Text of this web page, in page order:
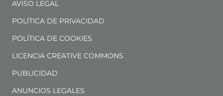
AVISO LEGAL
POLÍTICA DE PRIVACIDAD
POLÍTICA DE COOKIES
LICENCIA CREATIVE COMMONS
PUBLICIDAD
ANUNCIOS LEGALES